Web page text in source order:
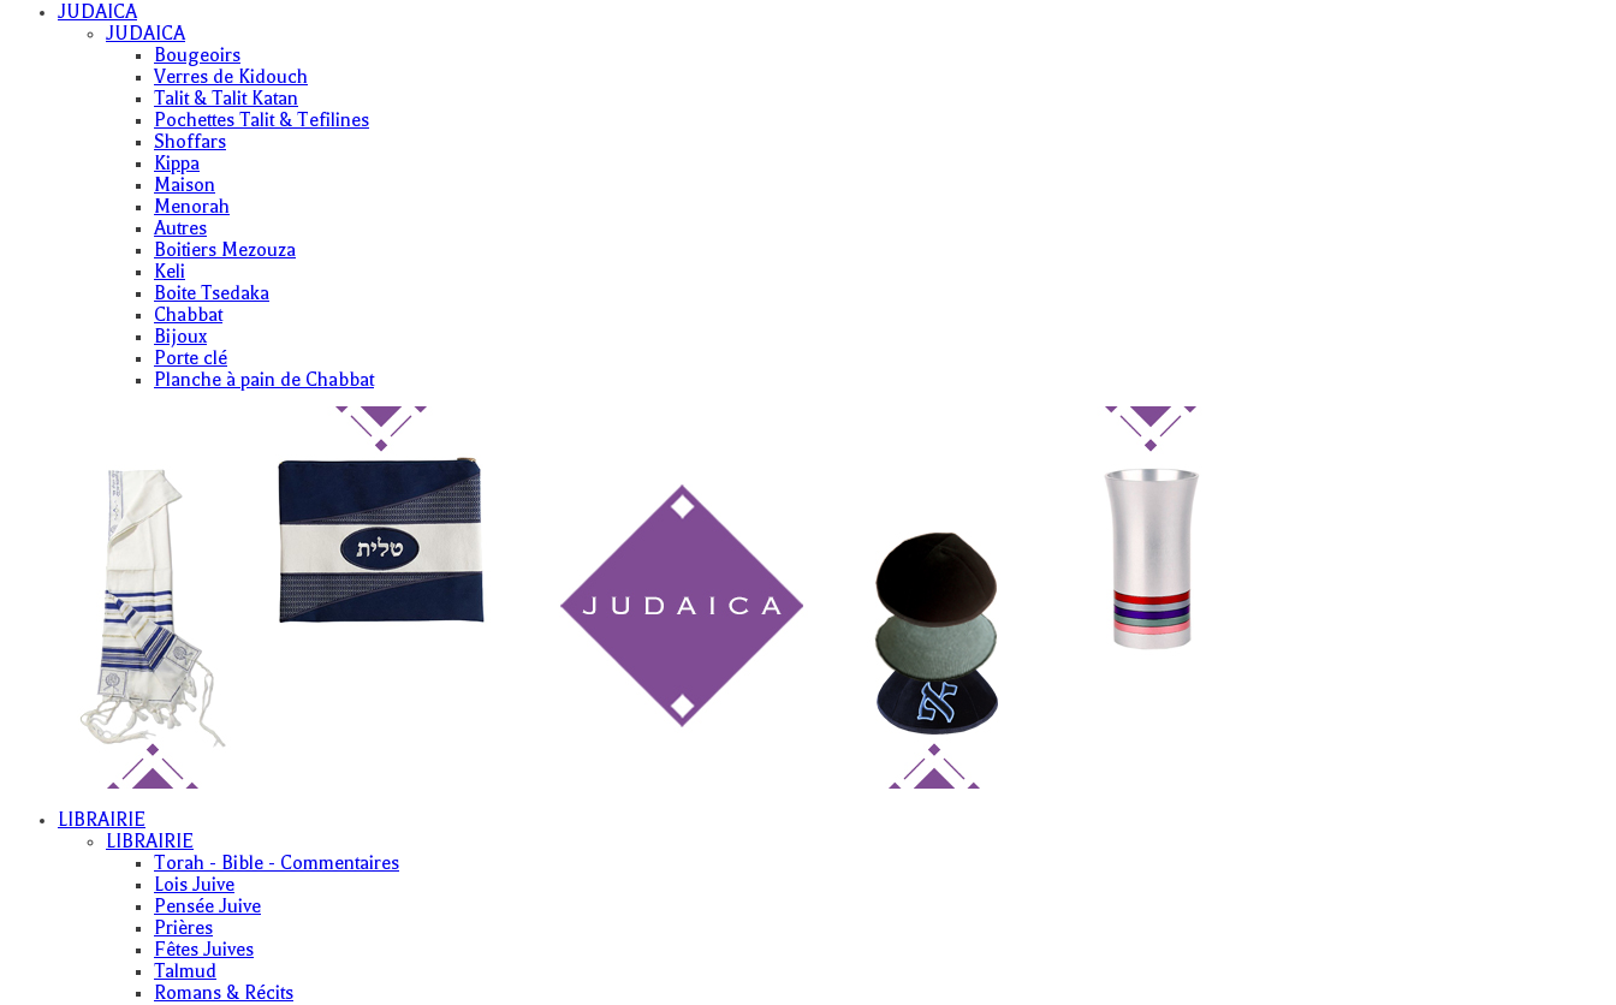
JUDAICA
JUDAICA
Bougeoirs
Verres de Kidouch
Talit & Talit Katan
Pochettes Talit & Tefilines
Shoffars
Kippa
Maison
Menorah
Autres
Boitiers Mezouza
Keli
Boite Tsedaka
Chabbat
Bijoux
Porte clé
Planche à pain de Chabbat
LIBRAIRIE
LIBRAIRIE
Torah - Bible - Commentaires
Lois Juive
Pensée Juive
Prières
Fêtes Juives
Talmud
Romans & Récits